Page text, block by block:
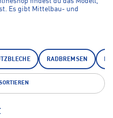
Es gibt Mittelbau- und
Dann brauchst du
leichtes Rennrad kommt mit
aus. Für dein Bike ist das Beste
RADBREMSEN